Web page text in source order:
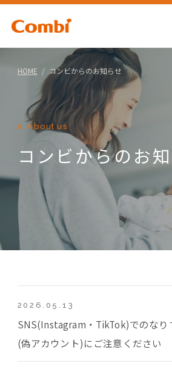
HOME コンビからのお知らせ
About us
コンビからのお
2026.05.13
SNS(Instagram・TikTok)でのなり
(偽アカウント)にご注意ください